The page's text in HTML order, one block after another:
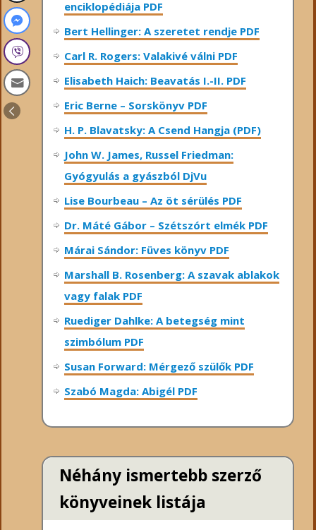
enciklopédiája PDF
Bert Hellinger: A ​szeretet rendje PDF
Carl R. Rogers: Valakivé válni PDF
Elisabeth Haich: Beavatás I.-II. PDF
Eric Berne – Sorskönyv PDF
H. P. Blavatsky: A Csend Hangja (PDF)
John W. James, Russel Friedman:
Gyógyulás a gyászból DjVu
Lise Bourbeau – Az öt sérülés PDF
Dr. Máté Gábor – Szétszórt elmék PDF
Márai Sándor: Füves könyv PDF
Marshall B. Rosenberg: A szavak ablakok
vagy falak PDF
Ruediger Dahlke: A betegség mint
szimbólum PDF
Susan Forward: Mérgező szülők PDF
Szabó Magda: Abigél PDF
Néhány ismertebb szerző
könyveinek listája